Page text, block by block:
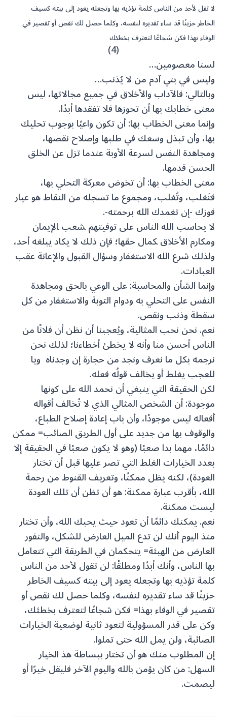
لا تقل لأحد من الناس كلمة تؤذيه بها وتجعله يعود إلى بيته كسيف
الخاطر حزينًا قد ساء تقديره لنفسه، وكلما حصل لك نقص أو تقصير في
الوفاء بهذا فكن شجاعًا لتعترف بخطئك
(4)
لسنا معصومين…
وليس في بني آدم من لا يُذنب…
وبالتالي: فالآداب والأخلاق في جميع مجالاتها، ليس
معنى خطابك بها أن تحوزها فلا تفقدها أبدًا.
وإنما معنى الخطاب بها: أن تكون واعيًا بوجوب تحليك
بها، وأن تبذل وسعك في طلبها وإصلاح نقصها،
ومجاهدة النفس لسرعة الأوبة عندما تزل عن الخلق
الحسن قدمها.
معنى الخطاب بها: أن تخوض معركة التحلي بها،
فتَغلب، وتُغلب، ومجموع ما تسجله من النقاط هو عيار
فوزك -إن تغمدك الله برحمته-.
لا يحاسب الله الناس على توفيتهم ‍شعب ‍الإيمان
ومكارم الأخلاق ‍كمال حقها؛ فإن ذلك لا يكاد يبلغه أحد،
ولذلك شرع الله الاستغفار وسؤال القبول والإعانة عقب
العبادات.
وإنما الشأن والمحاسبة: على الوعي بالحق ومجاهدة
النفس على التحلي به ودوام التوبة والاستغفار من كل
سقطة وذنب ونقص.
نعم. نحن نحب المثالية، ويُعجبنا أن نظن أن فلانًا من
الناس أحسن منا وأنه لا يخطئ أخطاءنا؛ لذلك نحن
نرجمه بكل ما نعرف ونجد من حجارة إن وجدناه ويا
للعجب يغلط أو يخالف قولُه فعله.
لكن الحقيقة التي ينبغي أن نحمد الله على كونها
موجودة: أن الشخص المثالي الذي لا تُخالف أقواله
أفعاله ليس موجودًا، وأن باب إعادة إصلاح الطباع،
والوقوف بها من جديد على أول الطريق الصائب= ممكن
دائمًا، مهما بدا صعبًا (وهو لا يكون صعبًا في الحقيقة إلا
بعدد الخيارات الغلط التي تصر عليها قبل أن تختار
العودة)، لكنه يظل ممكنًا، وتعريف القنوط من رحمة
الله، بأقرب عبارة ممكنة: هو أن تظن أن تلك العودة
ليست ممكنة.
نعم. يمكنك دائمًا أن تعود حيث يحبك الله، وأن تختار
منذ اليوم أنك لن تدع الميل العارض للشكل، والنفور
العارض من الهيئة= يتحكمان في الطريقة التي تتعامل
بها الناس، وأنك أبدًا ومطلقًا: لن تقول لأحد من الناس
كلمة تؤذيه بها وتجعله يعود إلى بيته كسيف الخاطر
حزينًا قد ساء تقديره لنفسه، وكلما حصل لك نقص أو
تقصير في الوفاء بهذا= فكن شجاعًا لتعترف بخطئك،
وكن على قدر المسؤولية لتعود ثانية لوضعية الخيارات
الصائبة، ولن يمل الله حتى تملوا.
إن المطلوب منك هو أن تختار ببساطة هذ الخيار
السهل: من كان يؤمن بالله واليوم الآخر فليقل خيرًا أو
ليصمت.